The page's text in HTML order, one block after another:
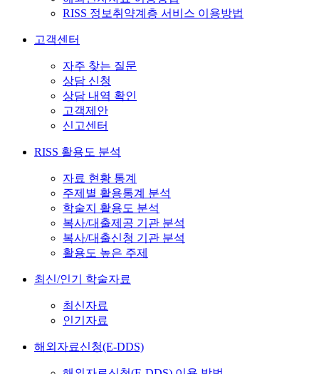
RISS 정보취약계층 서비스 이용방법
고객센터
자주 찾는 질문
상담 신청
상담 내역 확인
고객제안
신고센터
RISS 활용도 분석
자료 현황 통계
주제별 활용통계 분석
학술지 활용도 분석
복사/대출제공 기관 분석
복사/대출신청 기관 분석
활용도 높은 주제
최신/인기 학술자료
최신자료
인기자료
해외자료신청(E-DDS)